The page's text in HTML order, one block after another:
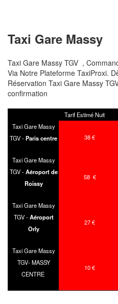
Taxi Gare Massy
Taxi Gare Massy TGV ,
Via Notre Plateforme TaxiProxi.
Réservation Taxi Gare Massy
confirmation
Tarif Estimé Nuit
Taxi Gare Massy
TGV -Paris centre 38 €
Taxi Gare Massy
TGV -Aéroport de
Roissy
58 €
Taxi Gare Massy
TGV -Aéroport
Orly
27 €
Taxi Gare Massy
TGV- MASSY
CENTRE
10 €